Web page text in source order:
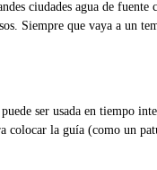
ciudades agua de fuente
Siempre que vaya a un
ser usada en tiempo
colocar la guía (como un